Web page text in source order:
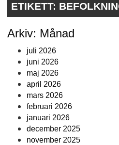
ETIKETT:
Arkiv: Månad
juli 2026
juni 2026
maj 2026
april 2026
mars 2026
februari 2026
januari 2026
december 2025
november 2025